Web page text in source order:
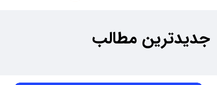
جدیدترین مطالب